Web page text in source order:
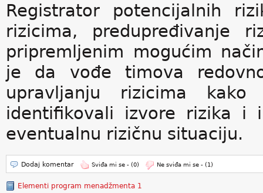
Registrator potencijalnih
rizicima, predupređivanje
pripremljenim mogućim
je da vođe timova
upravljanju rizicima
identifikovali izvore rizika i
eventualnu rizičnu situaciju.
Dodaj komentar Sviđa mi se - (0) Ne sviđa mi se - (1)
Elementi program menadžmenta 1